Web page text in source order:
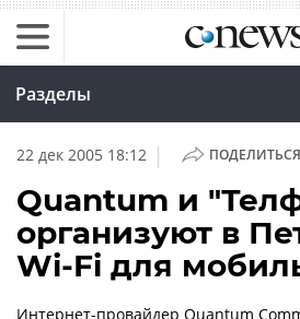
Разделы
22 дек 2005 18:12 | ПОДЕЛИТЬСЯ
Quantum и
организуют в
Wi-Fi для
Интернет-провайдер Quantum